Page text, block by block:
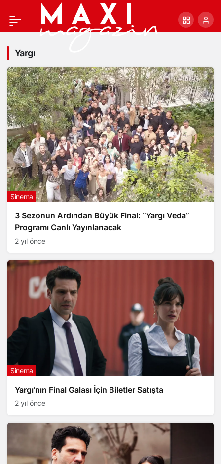
Yargı
3 Sezonun Ardından Büyük Final: “Yargı Veda”
Programı Canlı Yayınlanacak
Sinema
2 yıl önce
Yargı’nın Final Galası İçin Biletler Satışta
Sinema
2 yıl önce